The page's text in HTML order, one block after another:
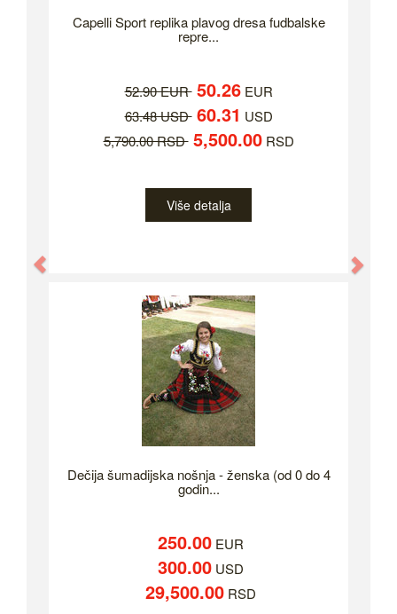
Capelli Sport replika plavog dresa fudbalske
repre...
52.90 EUR 50.26EUR
63.48 USD 60.31 USD
5,790.00 RSD 5,500.00RSD
Više detalja
Dečija šumadijska nošnja - ženska (od 0 do 4
godin...
250.00 EUR
300.00 USD
29,500.00 RSD